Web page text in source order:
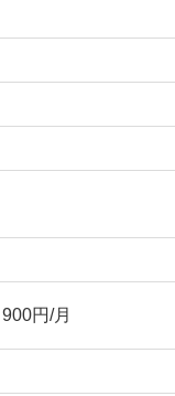
円/月